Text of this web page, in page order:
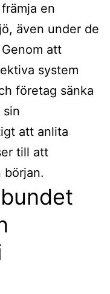
en
även under de
att
system
företag sänka
sin
att anlita
till att
början.